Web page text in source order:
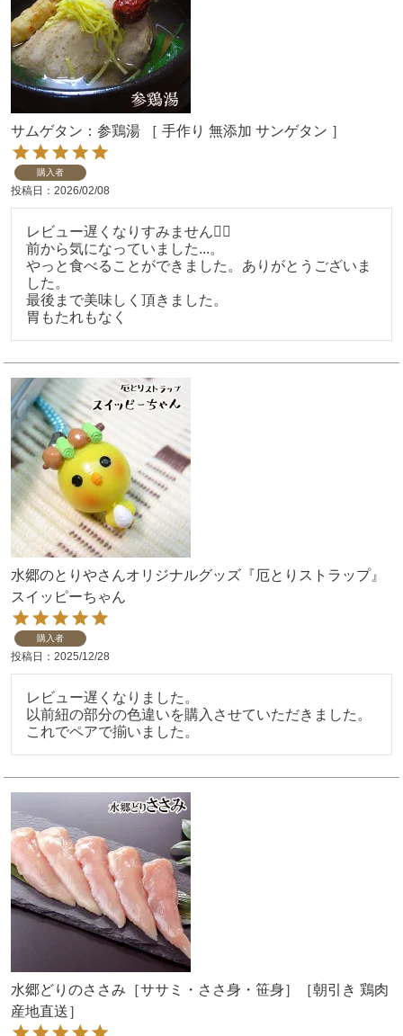
サムゲタン：参鶏湯 ［ 手作り 無添加 サンゲタン ］
購入者
投稿日 2026/02/08
レビュー遅くなりすみません🙇‍♀️
前から気になっていました...。
やっと食べることができました。ありがとうございま
した。
最後まで美味しく頂きました。
胃もたれもなく
水郷のとりやさんオリジナルグッズ『厄とりストラップ』
スイッピーちゃん
購入者
投稿日 2025/12/28
レビュー遅くなりました。
以前紐の部分の色違いを購入させていただきました。
水郷どりのささみ［ササミ・ささ身・笹身］［朝引き 鶏肉
産地直送］